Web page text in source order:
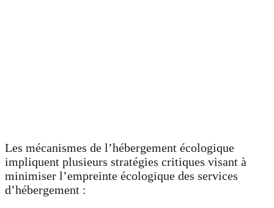
Les mécanismes de l’hébergement écologique
impliquent plusieurs stratégies critiques visant à
minimiser l’empreinte écologique des services
d’hébergement :